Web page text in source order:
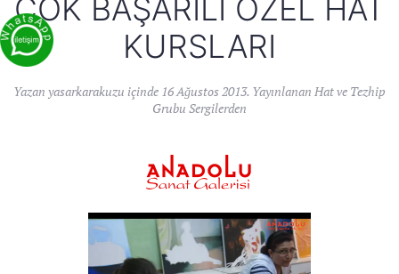
ÇOK BAŞARILI ÖZEL HAT
KURSLARI
Yazan yasarkarakuzu içinde 16 Ağustos 2013. Yayınlanan Hat ve Tezhip
Grubu Sergilerden